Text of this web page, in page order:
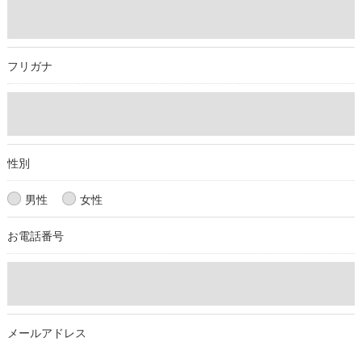
外部に委託する場合があります。
これらの委託先に対しては個人情報保護契約等の措置をとり、
適切な監督を行います。
当社では、個人情報の漏洩等がなされないよう、適切に安全管
理対策を実施します。
＜個人情報を与えなかった場合に生じる結果＞
必要な情報を頂けない場合は、それに対応した当社のサービス
をご提供できない場合がございますので予めご了承ください。
続を定めさせて頂いております。
ご本人である事を確認のうえ、対応させて頂きます。
フリガナ
性別
男性 女性
お電話番号
メールアドレス